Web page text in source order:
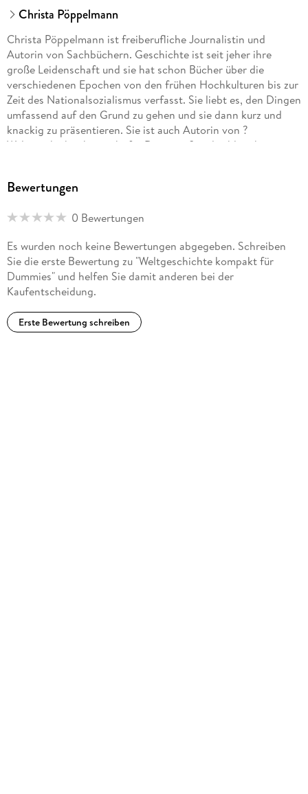
Christa Pöppelmann
Christa Pöppelmann ist freiberufliche Journalistin und
Autorin von Sachbüchern. Geschichte ist seit jeher ihre
große Leidenschaft und sie hat schon Bücher über die
verschiedenen Epochen von den frühen Hochkulturen bis zur
Zeit des Nationalsozialismus verfasst. Sie liebt es, den Dingen
umfassend auf den Grund zu gehen und sie dann kurz und
knackig zu präsentieren. Sie ist auch Autorin von ?
Weltgeschichte kompakt für Dummies? und zahlreichen
Bewertungen
0 Bewertungen
Es wurden noch keine Bewertungen abgegeben. Schreiben
Sie die erste Bewertung zu "Weltgeschichte kompakt für
Dummies" und helfen Sie damit anderen bei der
Kaufentscheidung.
Erste Bewertung schreiben